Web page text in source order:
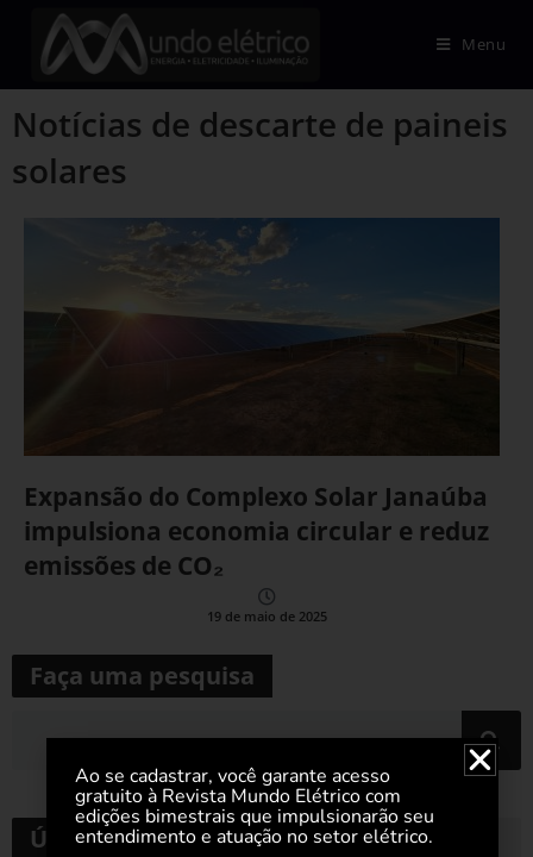
Menu
Notícias de descarte de paineis
solares
Expansão do Complexo Solar Janaúba
impulsiona economia circular e reduz
emissões de CO₂
19 de maio de 2025
Faça uma pesquisa
Últimas notícias
Ao se cadastrar, você garante acesso
gratuito à Revista Mundo Elétrico com
edições bimestrais que impulsionarão seu
entendimento e atuação no setor elétrico.